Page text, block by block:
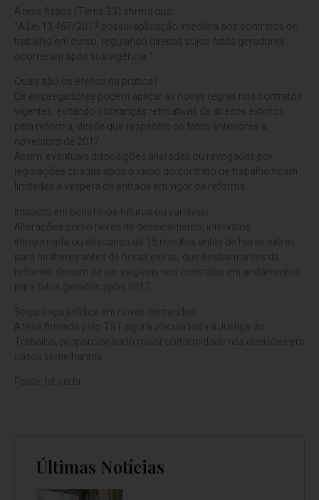
A tese fixada (Tema 23) afirma que:
“A Lei 13.467/2017 possui aplicação imediata aos contratos de
trabalho em curso, regulando direitos cujos fatos geradores
ocorreram após sua vigência.”
Quais são os efeitos na prática?
Os empregadores podem aplicar as novas regras nos contratos
vigentes, evitando cobranças retroativas de direitos extintos
pela reforma, desde que respeitem os fatos anteriores a
novembro de 2017.
Assim, eventuais disposições alteradas ou revogadas por
legislações criadas após o início do contrato de trabalho ficam
limitadas à véspera da entrada em vigor da reforma.
Impacto em benefícios futuros ou variáveis:
Alterações como horas de deslocamento, intervalos
intrajornada ou descanso de 15 minutos antes de horas extras
para mulheres antes de horas extras, que existiam antes da
reforma, deixam de ser exigíveis nos contratos em andamentos
para fatos gerados após 2017.
Segurança jurídica em novas demandas:
A tese firmada pelo TST agora vincula toda a Justiça do
Trabalho, proporcionando maior uniformidade nas decisões em
casos semelhantes.
Fonte: tst.jus.br
Últimas Notícias